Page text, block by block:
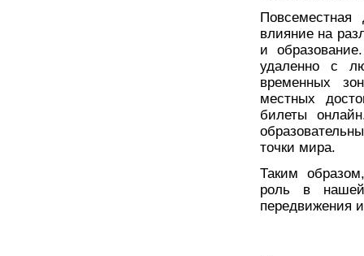
Повсеместная
влияние на
и
удаленно с
временных
местных
билеты
точки мира.
Таким
роль в нашей
передвижения